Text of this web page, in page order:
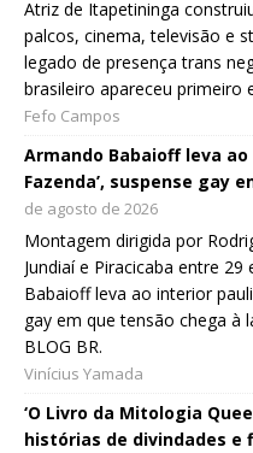
Atriz de Itapetininga
palcos, cinema, televisão e
legado de presença trans
brasileiro apareceu primeiro
Fefo Campos
Armando Babaioff leva
Fazenda’, suspense gay
de agosto de 2026
Montagem dirigida por
Jundiaí e Piracicaba entre
Babaioff leva ao interior
gay em que tensão chega à
BLOG BR.
Vinícius Yamada
‘O Livro da Mitologia
histórias de divindades e